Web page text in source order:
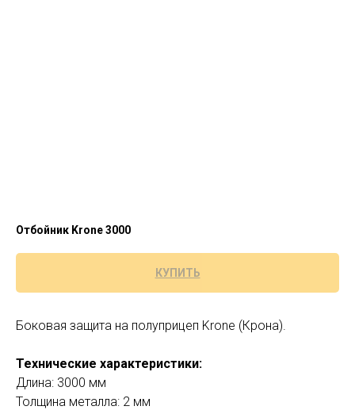
Отбойник Krone 3000
КУПИТЬ
Боковая защита на полуприцеп Krone (Крона).
Технические характеристики:
Длина: 3000 мм
Толщина металла: 2 мм